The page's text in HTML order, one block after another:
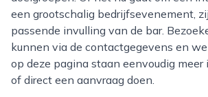
een grootschalig bedrijfsevenement,
passende invulling van de bar.
kunnen via de contactgegevens en
op deze pagina staan eenvoudig
of direct een aanvraag doen.